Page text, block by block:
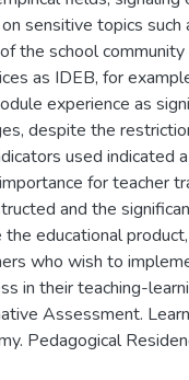
sensitive topics such
the school
as IDEB, for
experience as
despite the
used indicated
for teacher
and the
educational
who wish to
in their teaching-
Assessment.
Pedagogical